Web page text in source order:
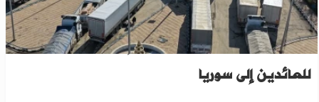
تنويه من معبر تل أبيض حول إدخال الأثاث
للعائدين إلى سوريا